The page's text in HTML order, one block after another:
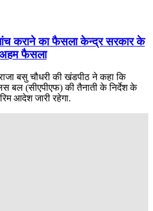
कराने का फैसला केन्द्र सरकार के
फैसला
बसु चौधरी की खंडपीठ ने कहा कि
बल (सीएपीएफ) की तैनाती के निर्देश के
आदेश जारी रहेगा.